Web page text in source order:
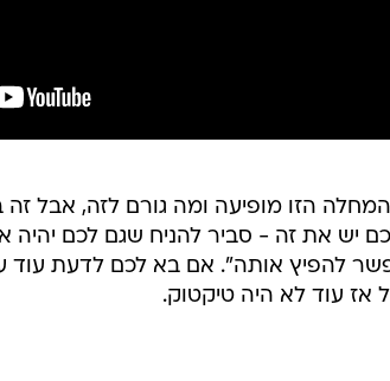
הזו מופיעה ומה גורם לזה, אבל זה
יש את זה - סביר להניח שגם לכם יהיה
להפיץ אותה". אם בא לכם לדעת
אז עוד לא היה טיקטוק.